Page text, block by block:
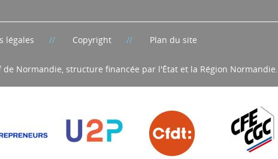
légales Copyright Plan du site
Normandie, structure financée par l'État et la Région Normandie.